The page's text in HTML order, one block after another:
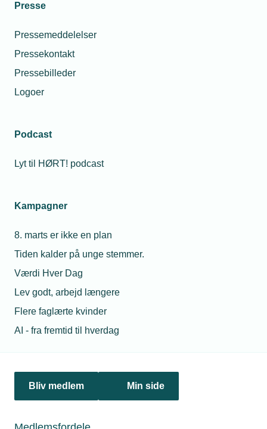
Presse
Pressemeddelelser
Pressekontakt
Pressebilleder
Logoer
Podcast
Lyt til HØRT! podcast
Kampagner
8. marts er ikke en plan
Tiden kalder på unge stemmer.
Værdi Hver Dag
Lev godt, arbejd længere
Flere faglærte kvinder
AI - fra fremtid til hverdag
Bliv medlem Min side
Politik & analyse
jura@tekniq.dk
tekniq@tekniq.dk